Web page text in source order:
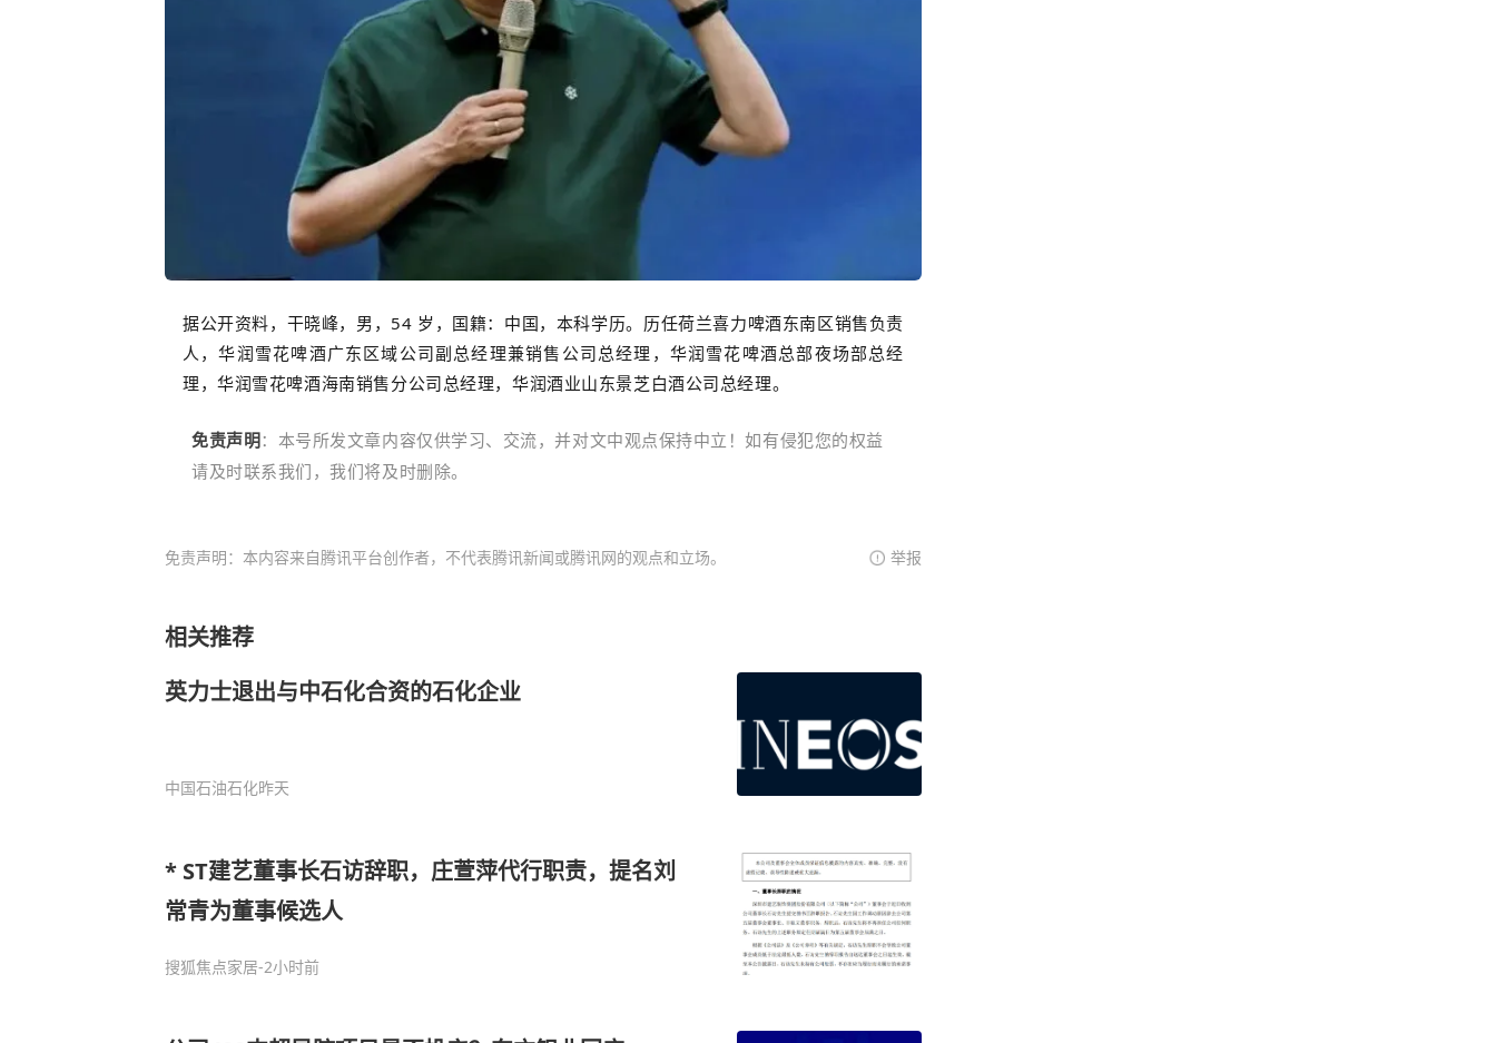
据公开资料，干晓峰，男，54 岁，国籍：中国，本科学历。历任荷兰喜力啤酒东南区销售负责
人，华润雪花啤酒广东区域公司副总经理兼销售公司总经理，华润雪花啤酒总部夜场部总经
理，华润雪花啤酒海南销售分公司总经理，华润酒业山东景芝白酒公司总经理。
免责声明：本号所发文章内容仅供学习、交流，并对文中观点保持中立！如有侵犯您的权益
请及时联系我们，我们将及时删除。
免责声明：本内容来自腾讯平台创作者，不代表腾讯新闻或腾讯网的观点和立场。 举报
相关推荐
英力士退出与中石化合资的石化企业
中国石油石化昨天
* ST建艺董事长石访辞职，庄萱萍代行职责，提名刘
常青为董事候选人
搜狐焦点家居-2小时前